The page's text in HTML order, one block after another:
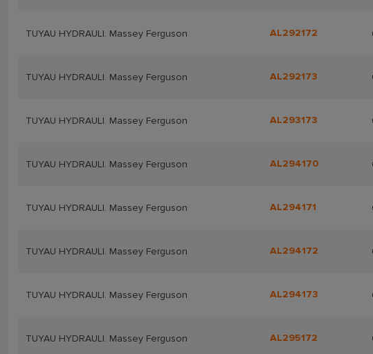
TUYAU HYDRAULI. Massey Ferguson AL292172
TUYAU HYDRAULI. Massey Ferguson AL292173
TUYAU HYDRAULI. Massey Ferguson AL293173
TUYAU HYDRAULI. Massey Ferguson AL294170
TUYAU HYDRAULI. Massey Ferguson AL294171
TUYAU HYDRAULI. Massey Ferguson AL294172
TUYAU HYDRAULI. Massey Ferguson AL294173
TUYAU HYDRAULI. Massey Ferguson AL295172